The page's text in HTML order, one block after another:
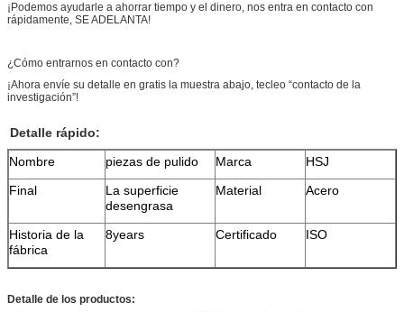
¡Podemos ayudarle a ahorrar tiempo y el dinero, nos entra en contacto con
rápidamente, SE ADELANTA!
¿Cómo entrarnos en contacto con?
¡Ahora envíe su detalle en gratis la muestra abajo, tecleo “contacto de la
investigación”!
Detalle rápido:
Nombre
piezas de pulido Marca
HSJ
Final
La superficie
desengrasa
Material Acero
Historia de la
fábrica
8years Certificado ISO
Detalle de los productos: